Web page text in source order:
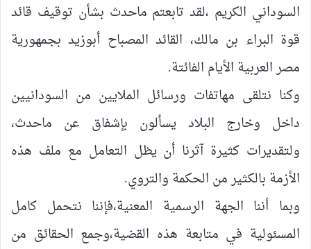
السوداني الكريم ،لقد تابعتم ماحدث بشأن توقيف قائد
قوة البراء بن مالك، القائد المصباح أبوزيد بجمهورية
مصر العربية الأيام الفائتة.
وكنا نتلقى مهاتفات ورسائل الملايين من السودانيين
داخل وخارج البلاد يسألون بإشفاق عن ماحدث،
ولتقديرات كثيرة آثرنا أن يظل التعامل مع ملف هذه
الأزمة بالكثير من الحكمة والتروي.
وبما أننا الجهة الرسمية المعنية،فإننا نتحمل كامل
المسئولية في متابعة هذه القضية،وجمع الحقائق من